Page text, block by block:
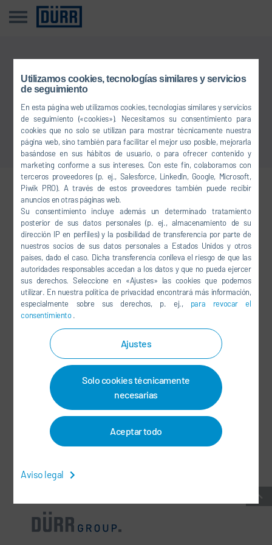
Utilizamos cookies, tecnologías similares y servicios
de seguimiento
En esta página web utilizamos cookies, tecnologías similares y servicios
de seguimiento («cookies»). Necesitamos su consentimiento para
cookies que no solo se utilizan para mostrar técnicamente nuestra
página web, sino también para facilitar el mejor uso posible, mejorarla
basándose en sus hábitos de usuario, o para ofrecer contenido y
marketing conforme a sus intereses. Con este fin, colaboramos con
terceros proveedores (p. ej., Salesforce, LinkedIn, Google, Microsoft,
Piwik PRO). A través de estos proveedores también puede recibir
anuncios en otras páginas web.
Su consentimiento incluye además un determinado tratamiento
posterior de sus datos personales (p. ej., almacenamiento de su
dirección IP en perfiles) y la posibilidad de transferencia por parte de
nuestros socios de sus datos personales a Estados Unidos y otros
países, dado el caso. Dicha transferencia conlleva el riesgo de que las
autoridades responsables accedan a los datos y que no pueda ejercer
sus derechos. Seleccione en «Ajustes» las cookies que podemos
utilizar. En nuestra política de privacidad encontrará más información,
especialmente sobre sus derechos, p. ej., para revocar el
consentimiento.
Ajustes
Solo cookies técnicamente
necesarias
Aceptar todo
Aviso legal
Esta noticia no está disponible en su idioma
Volver a Vista general
Conéctese con nosotros
FACEBOOK
YOUTUBE
LINKEDIN
INSTAGRAM
REDES SOCIALES
BOLETÍN DE NOTICIAS
CONTACTO / CENTROS
INFORMACIÓN LEGAL